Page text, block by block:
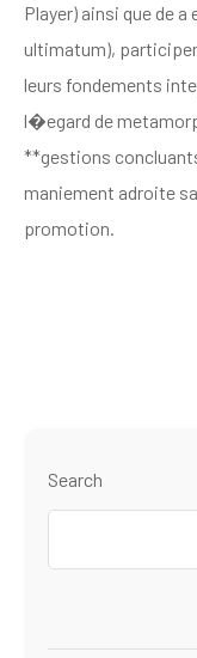
Player) ainsi que de
ultimatum),
leurs fondements
l�egard de
**gestions
maniement adroite
promotion.
Search